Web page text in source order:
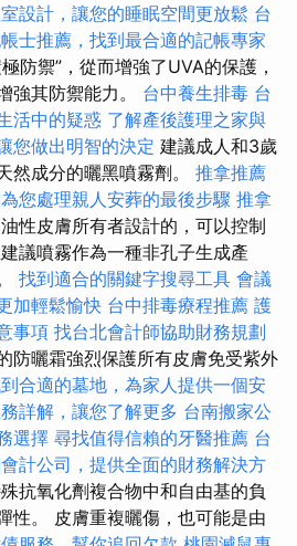
設計，讓您的睡眠空間更放鬆 台
士推薦，找到最合適的記帳專家
防禦”，從而增強了UVA的保護，
強其防禦能力。 台中養生排毒 台
活中的疑惑 了解產後護理之家與
您做出明智的決定 建議成人和3歲
然成分的曬黑噴霧劑。 推拿推薦
您處理親人安葬的最後步驟 推拿
性皮膚所有者設計的，可以控制
議噴霧作為一種非孔子生成產
找到適合的關鍵字搜尋工具 會議
加輕鬆愉快 台中排毒療程推薦 護
事項 找台北會計師協助財務規劃
防曬霜強烈保護所有皮膚免受紫外
合適的墓地，為家人提供一個安
詳解，讓您了解更多 台南搬家公
選擇 尋找值得信賴的牙醫推薦 台
計公司，提供全面的財務解決方
抗氧化劑複合物中和自由基的負
性。 皮膚重複曬傷，也可能是由